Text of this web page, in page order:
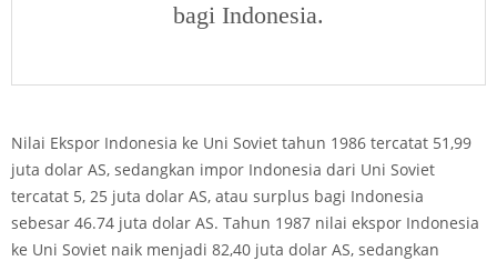
bagi Indonesia.
Nilai Ekspor Indonesia ke Uni Soviet tahun 1986 tercatat 51,99
juta dolar AS, sedangkan impor Indonesia dari Uni Soviet
tercatat 5, 25 juta dolar AS, atau surplus bagi Indonesia
sebesar 46.74 juta dolar AS. Tahun 1987 nilai ekspor Indonesia
ke Uni Soviet naik menjadi 82,40 juta dolar AS, sedangkan